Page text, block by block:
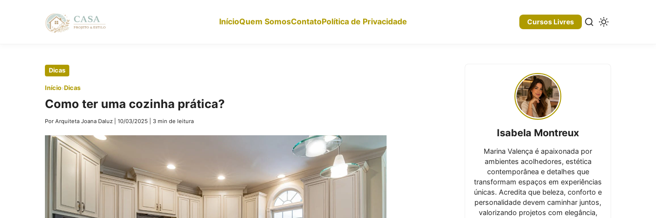
InícioQuem SomosContatoPolítica de Privacidade Cursos Livres
Dicas
Início›Dicas
Como ter uma cozinha prática?
Por Arquiteta Joana Daluz 10/03/2025 3 min de leitura
Isabela Montreux
Marina Valença é apaixonada por
ambientes acolhedores, estética
contemporânea e detalhes que
transformam espaços em experiências
únicas. Acredita que beleza, conforto e
personalidade devem caminhar juntos,
valorizando projetos com elegância,